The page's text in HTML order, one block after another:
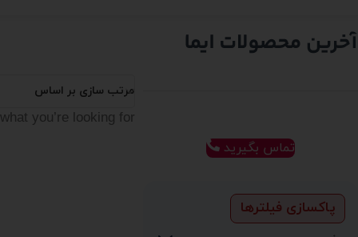
تماس بگیرید
پاکسازی فیلترها
مرتب سازی بر اساس
you’re looking for.